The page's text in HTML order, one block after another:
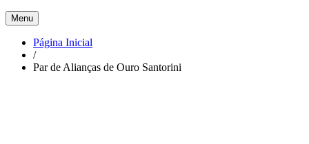
Menu
Página Inicial
/
Par de Alianças de Ouro Santorini